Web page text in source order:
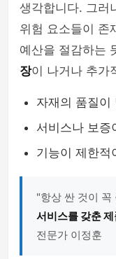
생각합니다. 그러
위험 요소들이 존
예산을 절감하는
장이 나거나 추가
자재의 품질이
서비스나 보증
기능이 제한적
"항상 싼 것이 꼭
서비스를 갖춘
전문가 이정훈